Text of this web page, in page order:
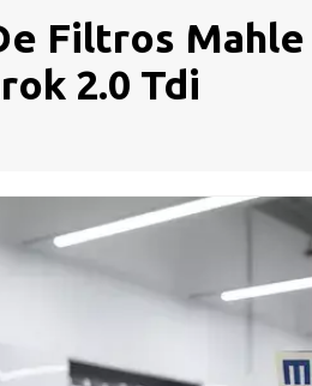
Filtros
2.0 Tdi